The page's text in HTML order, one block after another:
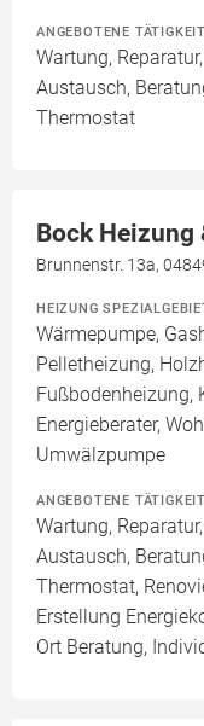
ANGEBOTENE
Wartung,
Austausch,
Thermostat
Bock Heizung
Brunnenstr. 13a,
HEIZUNG
Wärmepumpe,
Pelletheizung,
Fußbodenheizung,
Energieberater,
Umwälzpumpe
ANGEBOTENE
Wartung,
Austausch,
Thermostat,
Erstellung
Ort Beratung,